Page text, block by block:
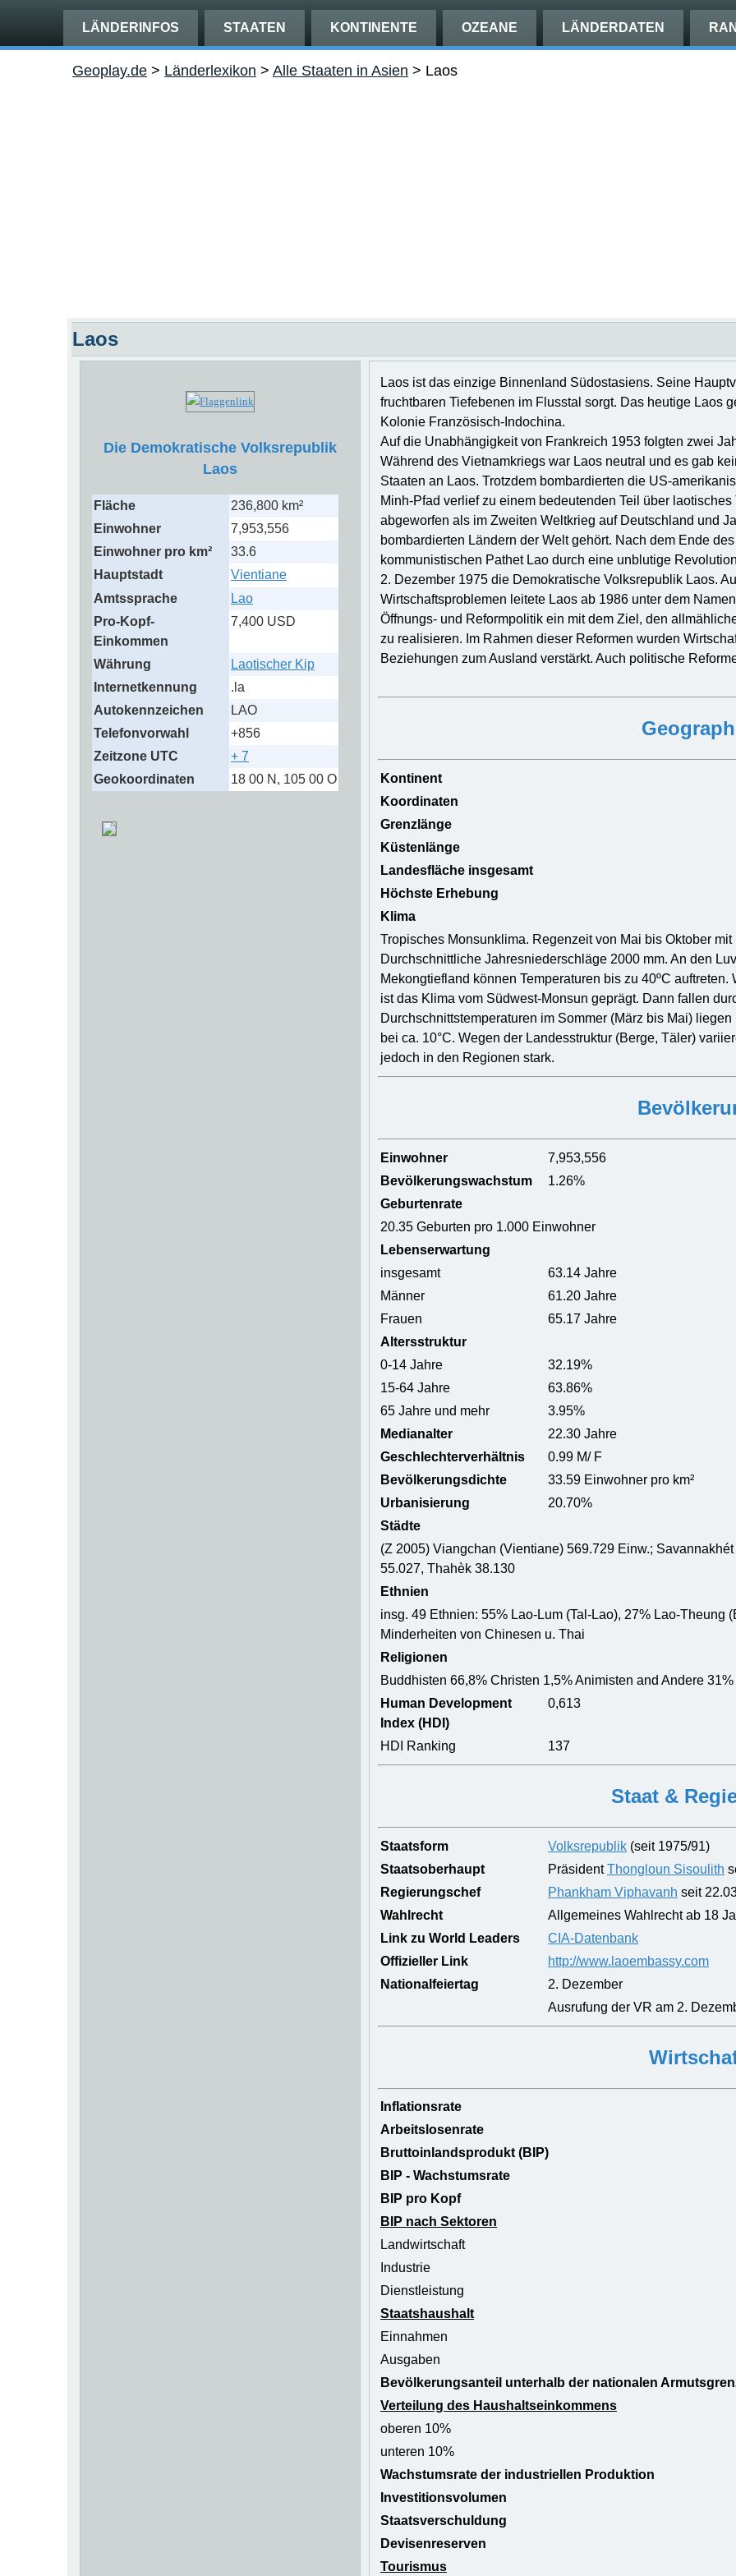
LÄNDERINFOS STAATEN KONTINENTE OZEANE LÄNDERDATEN
Geoplay.de > Länderlexikon > Alle Staaten in Asien > Laos
Laos
Die Demokratische Volksrepublik
Laos
Fläche
236,800 km²
Einwohner
7,953,556
Einwohner pro km²
33.6
Hauptstadt
Vientiane
Amtssprache
Lao
Pro-Kopf-
Einkommen
7,400 USD
Währung
Laotischer Kip
Internetkennung
.la
Autokennzeichen
LAO
Telefonvorwahl
+856
Zeitzone UTC
+ 7
Geokoordinaten
18 00 N, 105 00 O
Laos ist das einzige Binnenland Südostasiens. Seine
fruchtbaren Tiefebenen im Flusstal sorgt. Das heutige Laos
Kolonie Französisch-Indochina.
Auf die Unabhängigkeit von Frankreich 1953 folgten zwei
Während des Vietnamkriegs war Laos neutral und es gab
Staaten an Laos. Trotzdem bombardierten die US-
Minh-Pfad verlief zu einem bedeutenden Teil über
abgeworfen als im Zweiten Weltkrieg auf Deutschland und
bombardierten Ländern der Welt gehört. Nach dem Ende
kommunistischen Pathet Lao durch eine unblutige
2. Dezember 1975 die Demokratische Volksrepublik Laos.
Wirtschaftsproblemen leitete Laos ab 1986 unter dem
Öffnungs- und Reformpolitik ein mit dem Ziel, den
zu realisieren. Im Rahmen dieser Reformen wurden
Beziehungen zum Ausland verstärkt. Auch politische
Kontinent
Koordinaten
Grenzlänge
Küstenlänge
Landesfläche insgesamt
Höchste Erhebung
Klima
Tropisches Monsunklima. Regenzeit von Mai bis Oktober
Durchschnittliche Jahresniederschläge 2000 mm. An den
Mekongtiefland können Temperaturen bis zu 40ºC
ist das Klima vom Südwest-Monsun geprägt. Dann fallen
Durchschnittstemperaturen im Sommer (März bis Mai)
bei ca. 10°C. Wegen der Landesstruktur (Berge, Täler)
jedoch in den Regionen stark.
Einwohner
7,953,556
Bevölkerungswachstum
1.26%
Geburtenrate
20.35 Geburten pro 1.000 Einwohner
Lebenserwartung
insgesamt
63.14 Jahre
Männer
61.20 Jahre
Frauen
65.17 Jahre
Altersstruktur
0-14 Jahre
32.19%
15-64 Jahre
63.86%
65 Jahre und mehr
3.95%
Medianalter
22.30 Jahre
Geschlechterverhältnis
0.99 M/ F
Bevölkerungsdichte
33.59 Einwohner pro km²
Urbanisierung
20.70%
Städte
(Z 2005) Viangchan (Vientiane) 569.729 Einw.;
55.027, Thahèk 38.130
Ethnien
insg. 49 Ethnien: 55% Lao-Lum (Tal-Lao), 27% Lao-Theung
Minderheiten von Chinesen u. Thai
Religionen
Buddhisten 66,8% Christen 1,5% Animisten and Andere 31%
Human Development
Index (HDI)
0,613
HDI Ranking 137
Staat &
Staatsform Volksrepublik (seit 1975/91)
Staatsoberhaupt
PräsidentThongloun Sisoulith
Regierungschef
Phankham Viphavanh seit
Wahlrecht
Allgemeines Wahlrecht ab 18
Link zu World Leaders
CIA-Datenbank
Offizieller Link
http://www.laoembassy.com
Nationalfeiertag
2. Dezember
Ausrufung der VR am 2.
Inflationsrate
Arbeitslosenrate
Bruttoinlandsprodukt (BIP)
BIP - Wachstumsrate
BIP pro Kopf
BIP nach Sektoren
Landwirtschaft
Industrie
Dienstleistung
Staatshaushalt
Einnahmen
Ausgaben
Bevölkerungsanteil unterhalb der nationalen
Verteilung des Haushaltseinkommens
oberen 10%
unteren 10%
Wachstumsrate der industriellen Produktion
Investitionsvolumen
Staatsverschuldung
Devisenreserven
Tourismus